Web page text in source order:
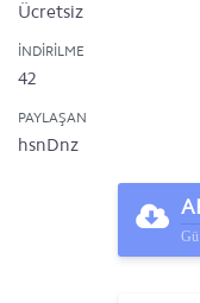
Ücretsiz
İNDIRILME
42
PAYLAŞAN
hsnDnz